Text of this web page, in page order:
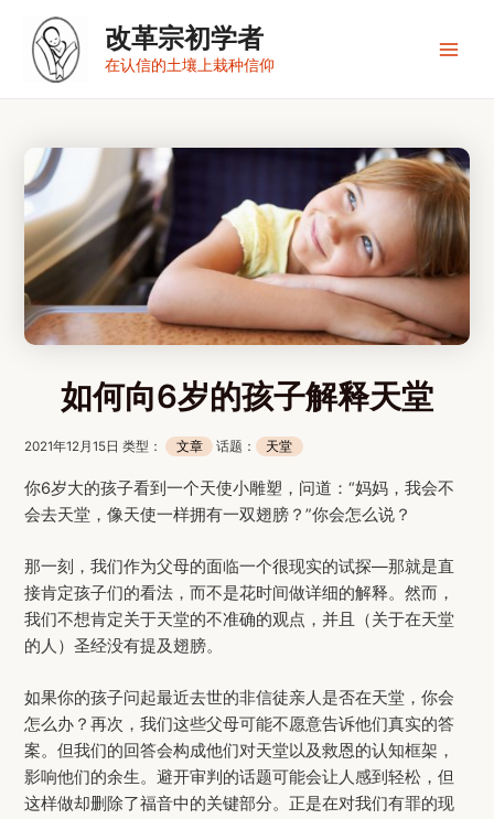
改革宗初学者
在认信的土壤上栽种信仰
如何向6岁的孩子解释天堂
2021年12月15日 类型： 文章 话题： 天堂
你6岁大的孩子看到一个天使小雕塑，问道：“妈妈，我会不
会去天堂，像天使一样拥有一双翅膀？”你会怎么说？
那一刻，我们作为父母的面临一个很现实的试探—那就是直
接肯定孩子们的看法，而不是花时间做详细的解释。然而，
我们不想肯定关于天堂的不准确的观点，并且（关于在天堂
的人）圣经没有提及翅膀。
如果你的孩子问起最近去世的非信徒亲人是否在天堂，你会
怎么办？再次，我们这些父母可能不愿意告诉他们真实的答
案。但我们的回答会构成他们对天堂以及救恩的认知框架，
影响他们的余生。避开审判的话题可能会让人感到轻松，但
这样做却删除了福音中的关键部分。正是在对我们有罪的现